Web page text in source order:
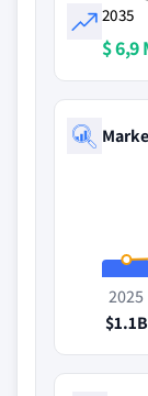
2035
$ 6,9
2025
$1.1B